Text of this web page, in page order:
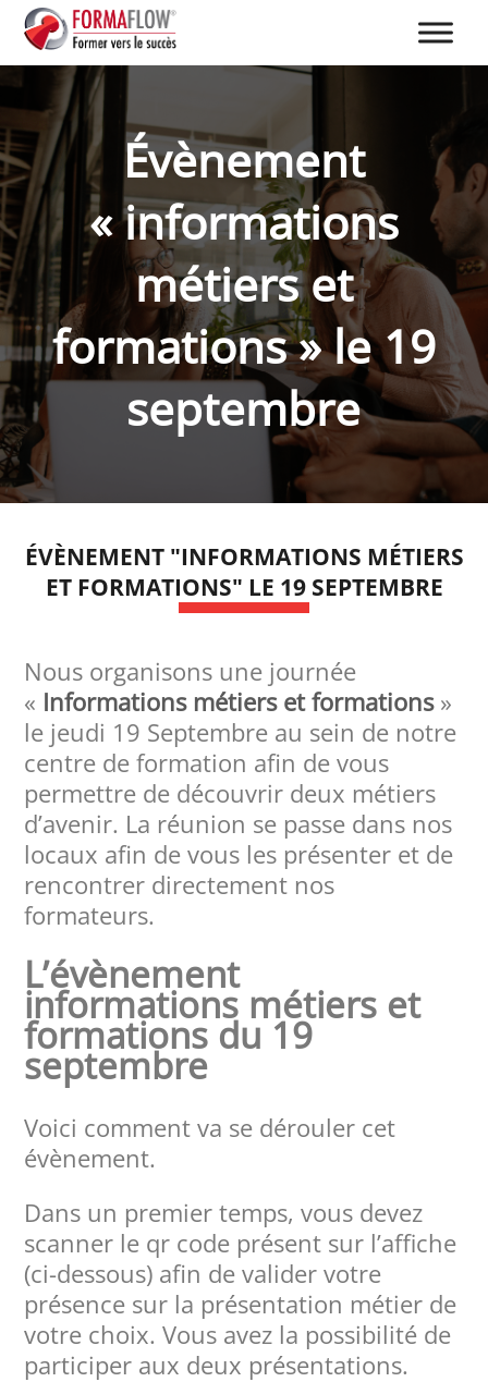
Évènement
« informations
métiers et
formations » le 19
septembre
ÉVÈNEMENT "INFORMATIONS MÉTIERS
ET FORMATIONS" LE 19 SEPTEMBRE
Nous organisons une journée
« Informations métiers et formations»
le jeudi 19 Septembre au sein de notre
centre de formation afin de vous
permettre de découvrir deux métiers
d’avenir. La réunion se passe dans nos
locaux afin de vous les présenter et de
rencontrer directement nos
formateurs.
L’évènement
informations métiers et
formations du 19
septembre
Voici comment va se dérouler cet
évènement.
Dans un premier temps, vous devez
scanner le qr code présent sur l’affiche
(ci-dessous) afin de valider votre
présence sur la présentation métier de
votre choix. Vous avez la possibilité de
participer aux deux présentations.